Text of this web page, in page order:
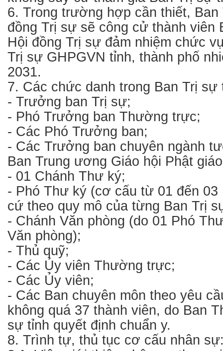
6. Trong trường hợp cần thiết,
đồng Trị sự sẽ công cử thành viên
Hội đồng Trị sự đảm nhiệm chức
Trị sự GHPGVN tỉnh, thành phố
2031.
7. Các chức danh trong Ban Trị sự
- Trưởng ban Trị sự;
- Phó Trưởng ban Thường trực;
- Các Phó Trưởng ban;
- Các Trưởng ban chuyên ngành
Ban Trung ương Giáo hội Phật
- 01 Chánh Thư ký;
- Phó Thư ký (cơ cấu từ 01 đến 03
cứ theo quy mô của từng Ban Trị
- Chánh Văn phòng (do 01 Phó
Văn phòng);
- Thủ quỹ;
- Các Ủy viên Thường trực;
- Các Ủy viên;
- Các Ban chuyên môn theo yêu
không quá 37 thành viên, do Ban
sự tỉnh quyết định chuẩn y.
8. Trình tự, thủ tục cơ cấu nhân